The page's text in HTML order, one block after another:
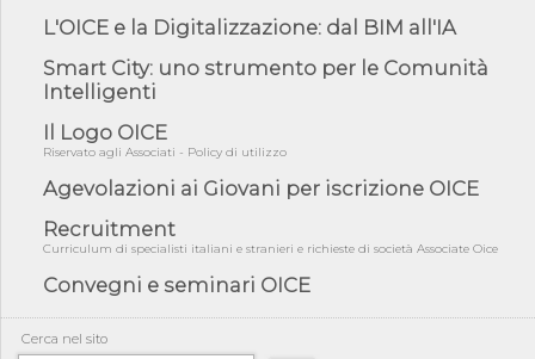
05/08/26 - SAVE THE DATE: Assemblea Pubblica Confindustria
Professioni ...
05/08/26 - Successo OICE per il bando della Città metropolitana
di Reg...
05/08/26 - Lettera OICE per il bando della Giunta Regionale della
Campa...
04/08/26 - DL PA: previste cancellazioni da elenchi professionisti
per ...
04/08/26 - International Sustainable Buildings Competition -
COP31, An...
04/08/26 - CdS, project financing: progetto di fattibilità da
impugnar...
04/08/26 - Rapporto Anac corruzione 2020-2026: procedimenti
L'OICE e la Digitalizzazione: dal BIM all'IA
Smart City: uno strumento per le Comunità
Intelligenti
Il Logo OICE
Riservato agli Associati - Policy di utilizzo
Agevolazioni ai Giovani per iscrizione OICE
Recruitment
Curriculum di specialisti italiani e stranieri e richieste di società Associate Oice
Convegni e seminari OICE
Cerca nel sito